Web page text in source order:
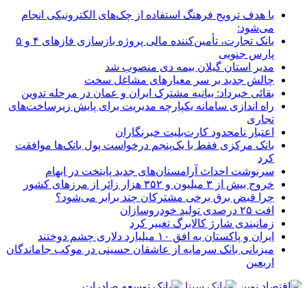
با هدف ترویج فرهنگ استفاده از چک‌های الکترونیکی انجام
می‌شود:
بانک تجارت، تأمین‌کننده مالی پروژه بازسازی فازهای ۴ و ۵
پارس جنوبی
مدیر استان گیلان بیمه دی منصوب شد
چالش جدید بر سر معیارهای مشاغل سخت
بقائی خبرداد: بیانیه مشترک ایران و عمان در مرحله تدوین
راه اندازی سامانه یکپارچه مدیریت برای پایش زیرساخت‌های
تجاری
اعتبار نامحدود کارت‌بلیت خبرنگاران
بانک مرکزی فقط با یک‌‎پنجم درخواست پول بانک‌ها موافقت
کرد
سرنوشت احداث آرامستان‌های جدید پایتخت در ابهام
خروج بیش از ۳ میلیون و ۳۵۲ هزار زائر از مرزهای کشور
چرا قبض برق برخی مشترکان چند برابر می‌شود؟
افت ۲۵ درصدی تولید خودروسازان
زمانبندی شارژ کالابرگ تغییر کرد
ایران و پاکستان به افق ۱۰ میلیارد دلاری چشم دوختند
میزبانی بانک سرمایه از عاشقان حسینی در موکب جاماندگان
اربعین